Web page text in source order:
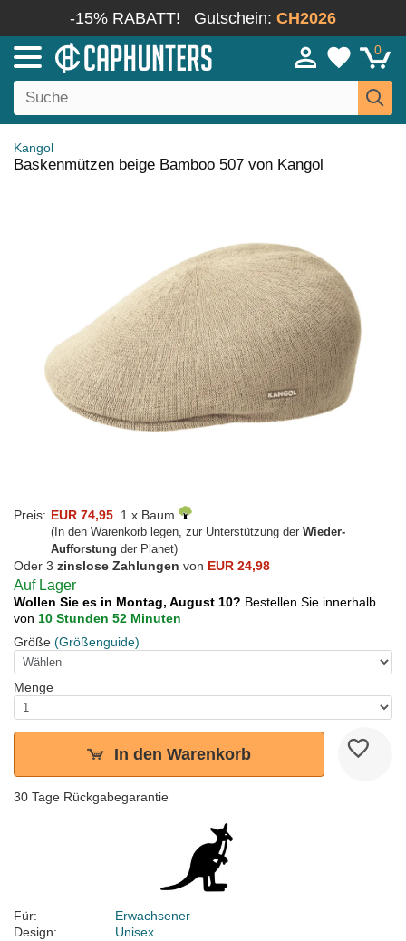
-15% RABATT! Gutschein: CH2026
0
Kangol
Baskenmützen beige Bamboo 507 von Kangol
Preis: EUR 74,95 1 x Baum
(In den Warenkorb legen, zur Unterstützung der Wieder-
Aufforstung der Planet)
Oder 3 zinslose Zahlungen von EUR 24,98
Auf Lager
Wollen Sie es in Montag, August 10? Bestellen Sie innerhalb
von 10 Stunden 52 Minuten
Größe (Größenguide)
Menge
In den Warenkorb
30 Tage Rückgabegarantie
Für:
Erwachsener
Design:
Unisex